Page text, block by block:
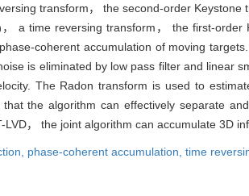
transform， the second-order Keystone
a time reversing transform， the first-
coherent accumulation of moving
is eliminated by low pass filter and linear
The Radon transform is used to
the algorithm can effectively separate
LVD， the joint algorithm can accumulate 3D
phase-coherent accumulation, time